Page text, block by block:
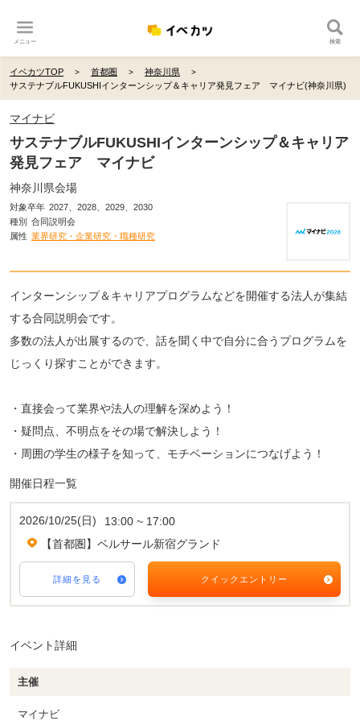
メニュー 検索
イベカツTOP 首都圏
神奈川県
サステナブルFUKUSHIインターンシップ＆キャリア発見フェア マイナビ(神奈川県)
マイナビ
サステナブルFUKUSHIインターンシップ＆キャリア
発見フェア マイナビ
神奈川県会場
対象卒年 2027、2028、2029、2030
種別 合同説明会
属性 業界研究・企業研究・職種研究
インターンシップ＆キャリアプログラムなどを開催する法人が集結
する合同説明会です。
多数の法人が出展するので、話を聞く中で自分に合うプログラムを
じっくり探すことができます。
・直接会って業界や法人の理解を深めよう！
・疑問点、不明点をその場で解決しよう！
・周囲の学生の様子を知って、モチベーションにつなげよう！
開催日程一覧
2026/10/25(日)
13:00 ~ 17:00
【首都圏】ベルサール新宿グランド
詳細を見る クイックエントリー
イベント詳細
主催
マイナビ